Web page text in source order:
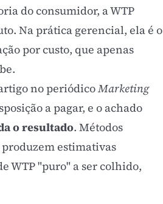
do consumidor, a WTP
Na prática gerencial, ela é o
por custo, que apenas
no periódicoMarketing
a pagar, e o achado
o resultado. Métodos
estimativas
WTP "puro" a ser colhido,